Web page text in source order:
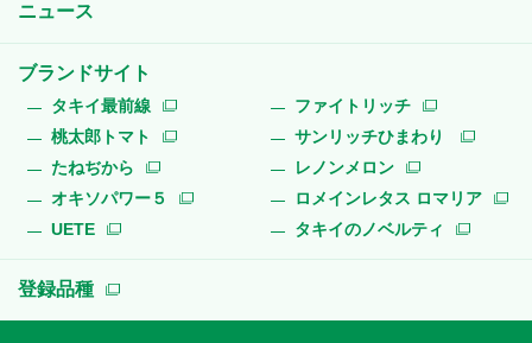
ニュース
ブランドサイト
タキイ最前線
ファイトリッチ
桃太郎トマト
サンリッチひまわり
たねぢから
レノンメロン
オキソパワー５
ロメインレタス ロマリア
UETE
タキイのノベルティ
登録品種